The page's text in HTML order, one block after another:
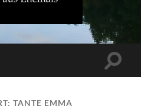
TJ.s
TANTE EMMA